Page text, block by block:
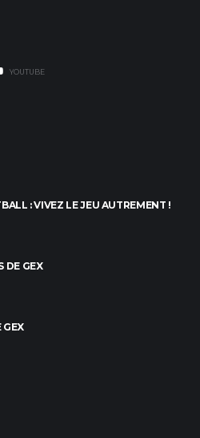
YOUTUBE
: VIVEZ LE JEU AUTREMENT !
DE GEX
GEX